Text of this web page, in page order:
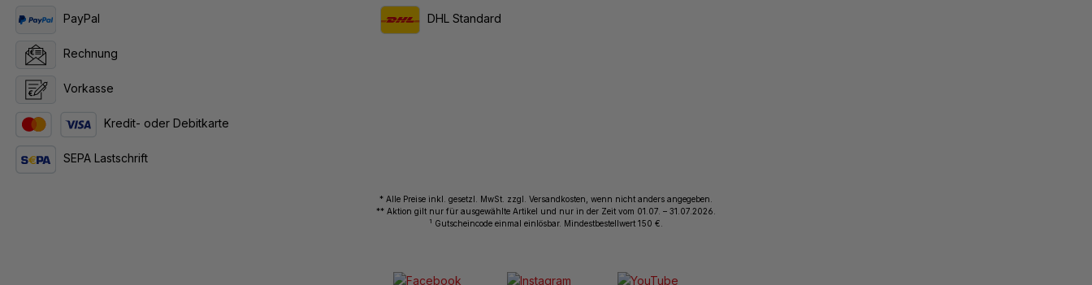
PayPal
Rechnung
Vorkasse
Kredit- oder Debitkarte
SEPA Lastschrift
DHL Standard
* Alle Preise inkl. gesetzl. MwSt. zzgl. Versandkosten, wenn nicht anders angegeben.
** Aktion gilt nur für ausgewählte Artikel und nur in der Zeit vom 01.07. – 31.07.2026.
1 Gutscheincode einmal einlösbar. Mindestbestellwert 150 €.